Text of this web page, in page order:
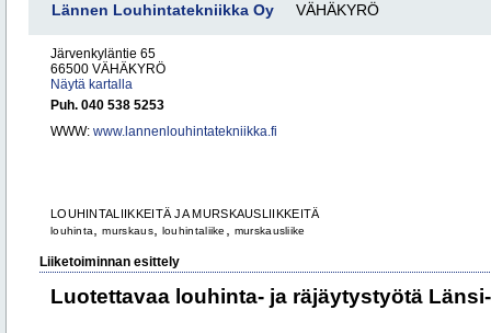
Lännen Louhintatekniikka Oy VÄHÄKYRÖ
Järvenkyläntie 65
66500 VÄHÄKYRÖ
Näytä kartalla
Puh. 040 538 5253
WWW: www.lannenlouhintatekniikka.fi
LOUHINTALIIKKEITÄ JA MURSKAUSLIIKKEITÄ
louhinta ,murskaus, louhintaliike murskausliike
Liiketoiminnan esittely
Luotettavaa louhinta- ja räjäytystyötä